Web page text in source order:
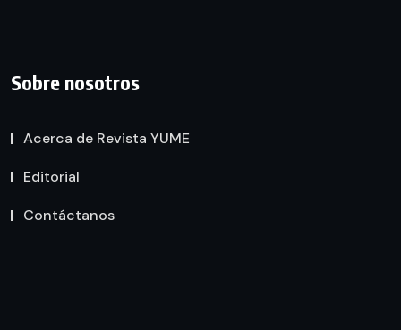
Sobre nosotros
Acerca de Revista YUME
Editorial
Contáctanos